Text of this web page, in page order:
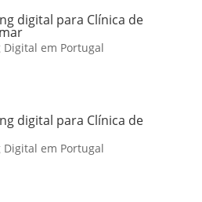
digital para Clínica de
em Portugal
digital para Clínica de
em Portugal